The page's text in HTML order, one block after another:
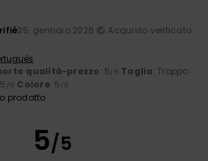
25. gennaio 2026
Acquisto verificato
qualità-prezzo: 5/5 Taglia: Troppo
/5 Colore: 5 /5
prodotto
5/5